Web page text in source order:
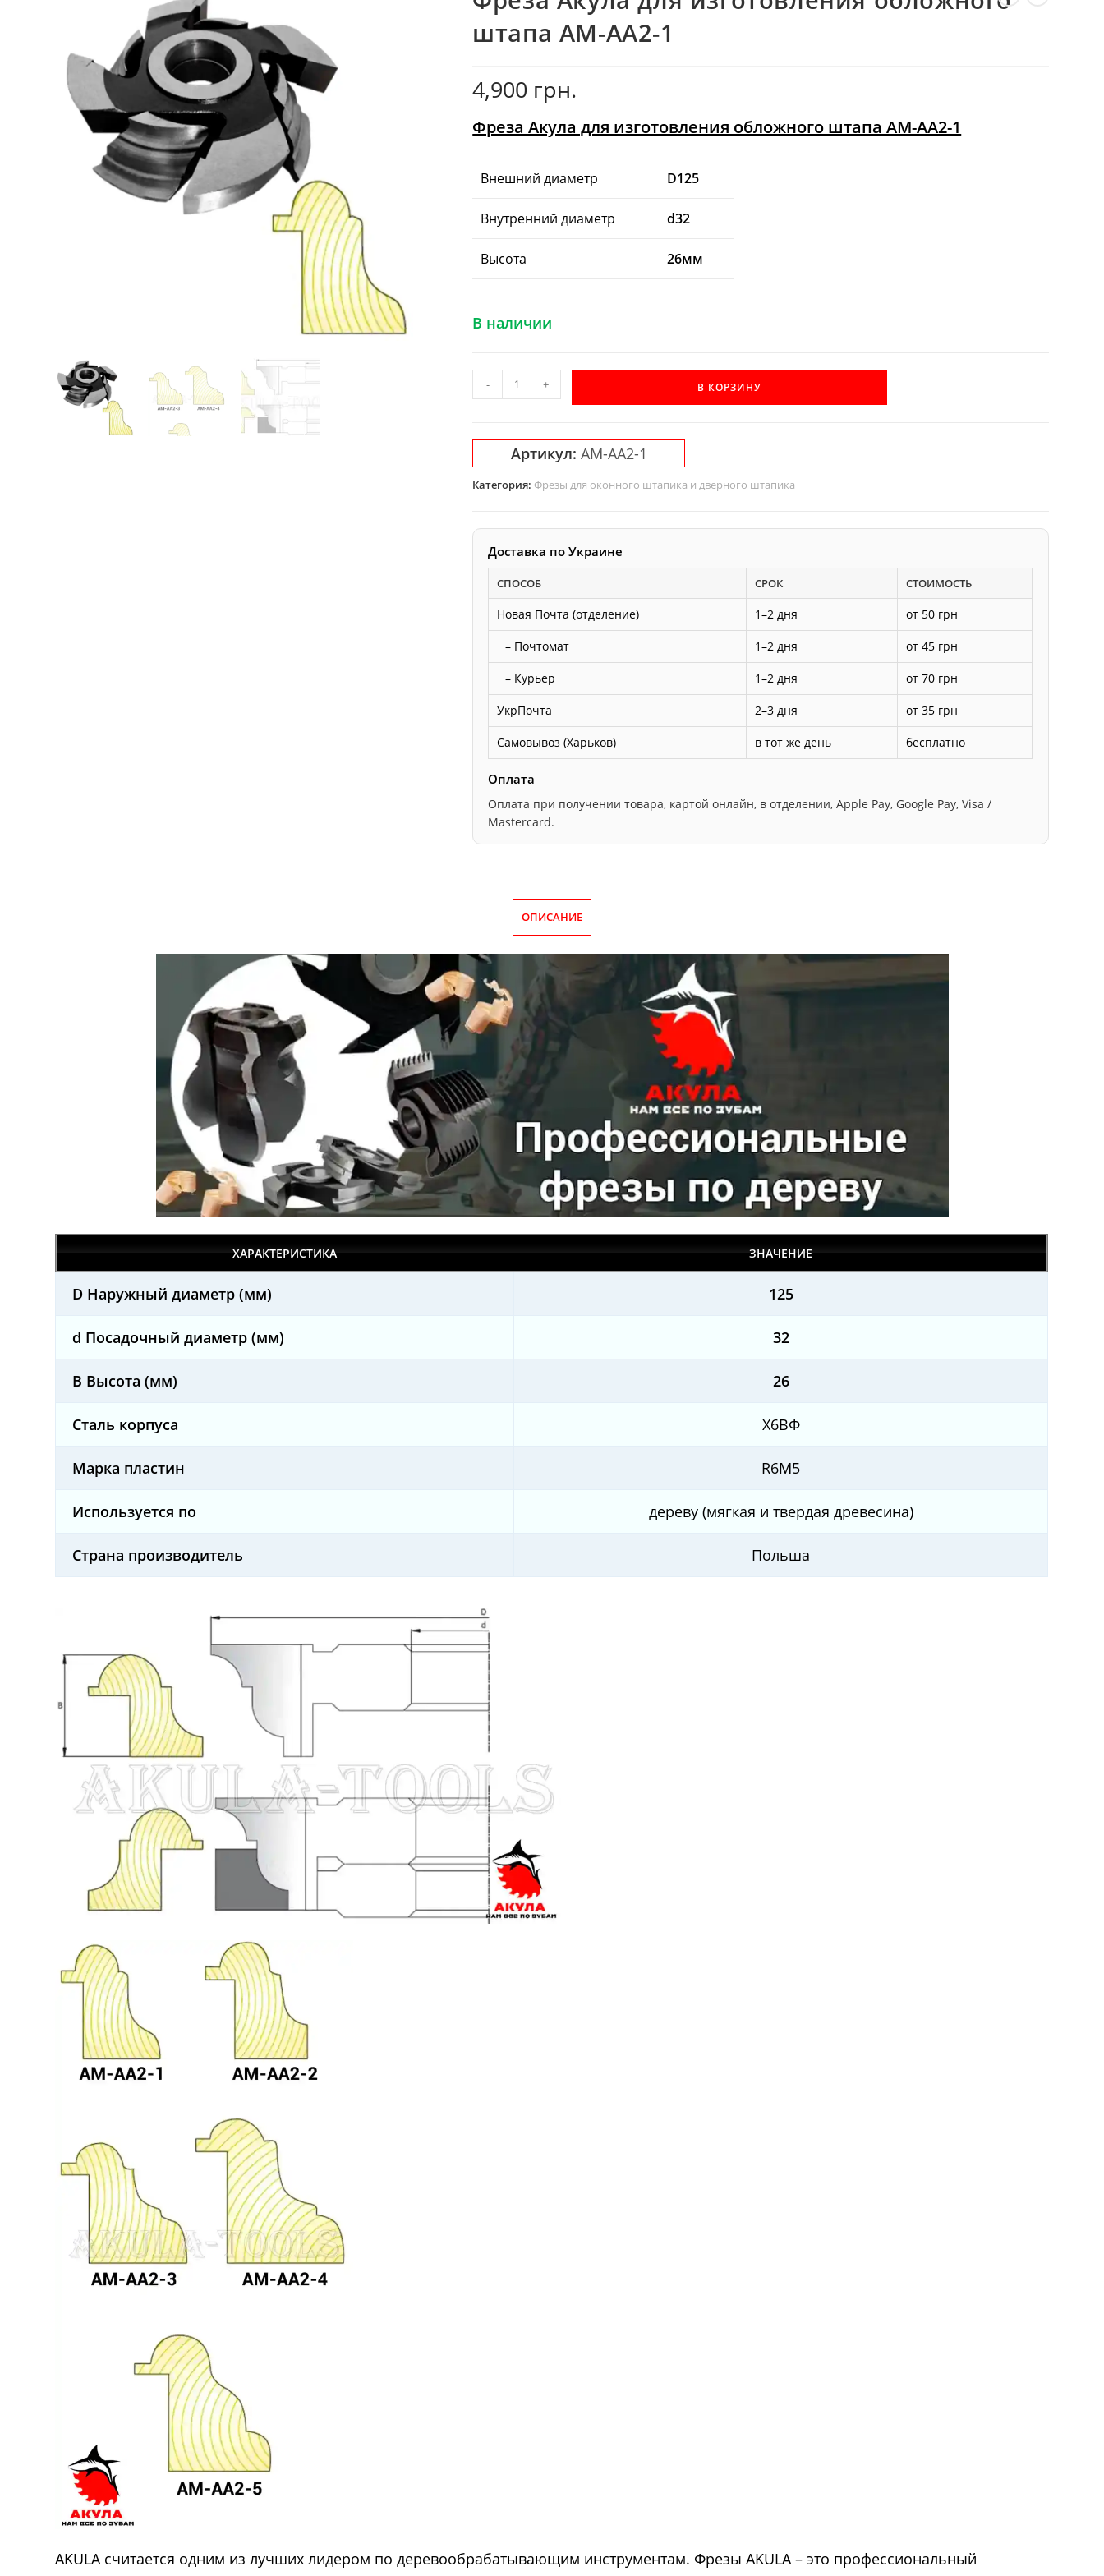
штапа AM-AA2-1
4,900 грн.
Фреза Акула для изготовления обложного штапа AM-AA2-1
Внешний диаметр D125
Внутренний диаметр d32
Высота 26мм
В наличии
Количество
товара
Акула
изготовления
AA2-
- + В КОРЗИНУ
Артикул: AM-AA2-1
Категория:Фрезы для оконного штапика и дверного штапика
Доставка по Украине
СПОСОБ СРОК СТОИМОСТЬ
Новая Почта (отделение) 1–2 дня от 50 грн
– Почтомат 1–2 дня от 45 грн
– Курьер 1–2 дня от 70 грн
УкрПочта 2–3 дня от 35 грн
Самовывоз (Харьков) в тот же день бесплатно
Оплата
Оплата при получении товара, картой онлайн, в отделении, Apple Pay, Google Pay, Visa /
Mastercard.
ОПИСАНИЕ
ХАРАКТЕРИСТИКА ЗНАЧЕНИЕ
D Наружный диаметр (мм) 125
d Посадочный диаметр (мм) 32
B Высота (мм) 26
Сталь корпуса Х6ВФ
Марка пластин R6M5
Используется по дереву (мягкая и твердая древесина)
Страна производитель Польша
AKULA считается одним из лучших лидером по деревообрабатывающим инструментам. Фрезы AKULA – это профессиональный